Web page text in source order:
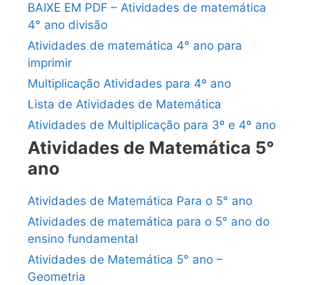
BAIXE EM PDF – Atividades de matemática
4° ano divisão
Atividades de matemática 4° ano para
imprimir
Multiplicação Atividades para 4º ano
Lista de Atividades de Matemática
Atividades de Multiplicação para 3º e 4º ano
Atividades de Matemática 5°
ano
Atividades de Matemática Para o 5° ano
Atividades de matemática para o 5° ano do
ensino fundamental
Atividades de Matemática 5° ano –
Geometria